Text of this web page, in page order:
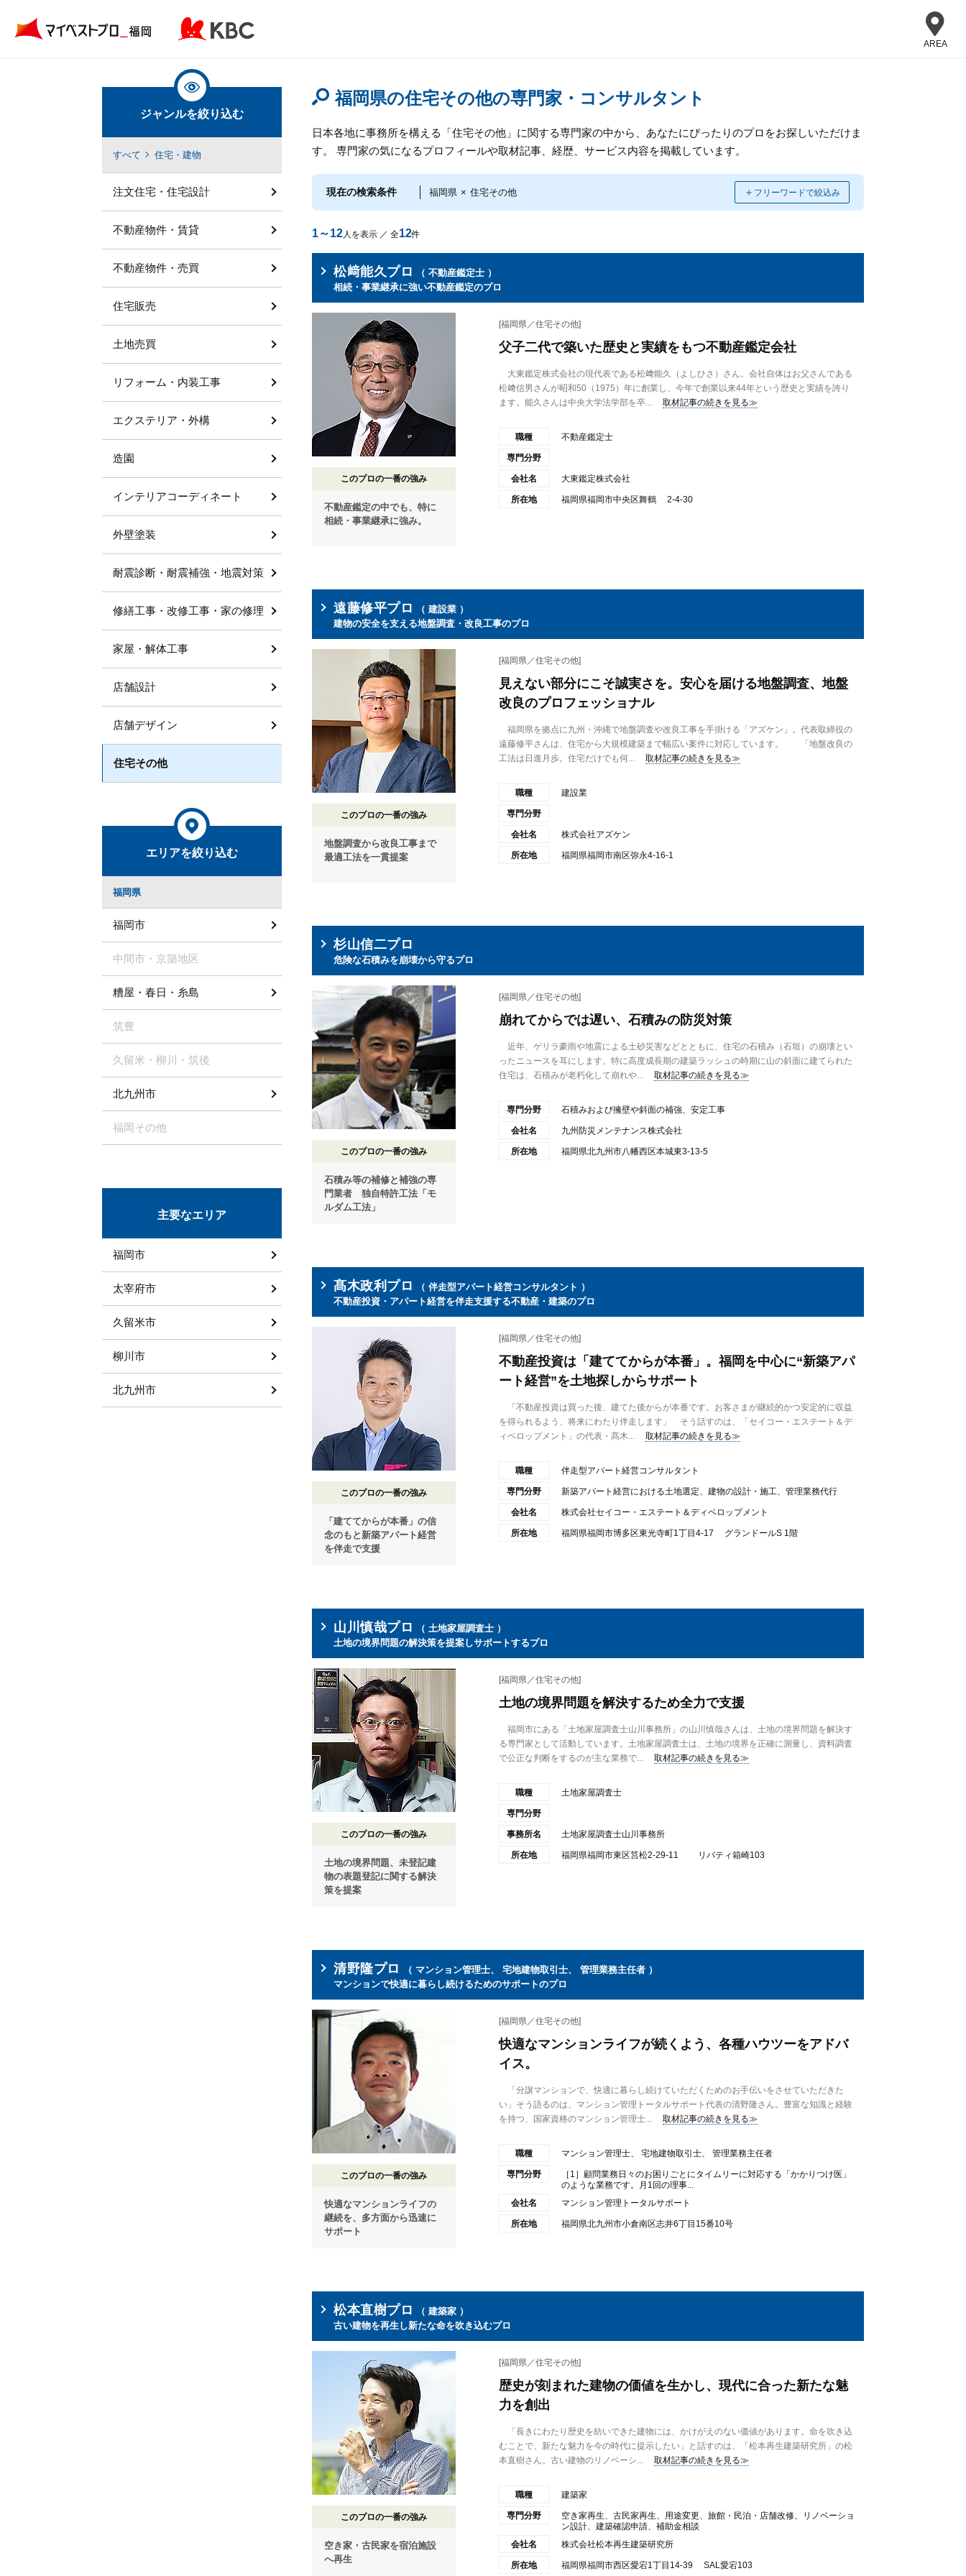
AREA
福岡県の住宅その他の専門家・コンサルタント
日本各地に事務所を構える「住宅その他」に関する専門家の中から、あなたにぴったりのプロをお探しいただけま
す。 専門家の気になるプロフィールや取材記事、経歴、サービス内容を掲載しています。
現在の検索条件 福岡県 × 住宅その他 ＋ フリーワードで絞込み
1～12人を表示 ／ 全12件
松﨑能久プロ
（ 不動産鑑定士 ）
相続・事業継承に強い不動産鑑定のプロ
このプロの一番の強み
不動産鑑定の中でも、特に
相続・事業継承に強み。
[福岡県／住宅その他]
父子二代で築いた歴史と実績をもつ不動産鑑定会社
大東鑑定株式会社の現代表である松﨑能久（よしひさ）さん。会社自体はお父さんである
松﨑信男さんが昭和50（1975）年に創業し、今年で創業以来44年という歴史と実績を誇り
ます。能久さんは中央大学法学部を卒...
取材記事の続きを見る≫
職種 不動産鑑定士
専門分野
会社名 大東鑑定株式会社
所在地 福岡県福岡市中央区舞鶴 2-4-30
遠藤修平プロ
（ 建設業 ）
建物の安全を支える地盤調査・改良工事のプロ
このプロの一番の強み
地盤調査から改良工事まで
最適工法を一貫提案
[福岡県／住宅その他]
見えない部分にこそ誠実さを。安心を届ける地盤調査、地盤
改良のプロフェッショナル
福岡県を拠点に九州・沖縄で地盤調査や改良工事を手掛ける「アズケン」。代表取締役の
遠藤修平さんは、住宅から大規模建築まで幅広い案件に対応しています。 「地盤改良の
工法は日進月歩。住宅だけでも何...
取材記事の続きを見る≫
職種 建設業
専門分野
会社名 株式会社アズケン
所在地 福岡県福岡市南区弥永4-16-1
杉山信二プロ
危険な石積みを崩壊から守るプロ
このプロの一番の強み
石積み等の補修と補強の専
門業者 独自特許工法「モ
ルダム工法」
[福岡県／住宅その他]
崩れてからでは遅い、石積みの防災対策
近年、ゲリラ豪雨や地震による土砂災害などとともに、住宅の石積み（石垣）の崩壊とい
ったニュースを耳にします。特に高度成長期の建築ラッシュの時期に山の斜面に建てられた
住宅は、石積みが老朽化して崩れや...
取材記事の続きを見る≫
専門分野 石積みおよび擁壁や斜面の補強、安定工事
会社名 九州防災メンテナンス株式会社
所在地 福岡県北九州市八幡西区本城東3-13-5
髙木政利プロ
（ 伴走型アパート経営コンサルタント ）
不動産投資・アパート経営を伴走支援する不動産・建築のプロ
このプロの一番の強み
「建ててからが本番」の信
念のもと新築アパート経営
を伴走で支援
[福岡県／住宅その他]
不動産投資は「建ててからが本番」。福岡を中心に“新築アパ
ート経営”を土地探しからサポート
「不動産投資は買った後、建てた後からが本番です。お客さまが継続的かつ安定的に収益
を得られるよう、将来にわたり伴走します」 そう話すのは、「セイコー・エステート＆デ
ィベロップメント」の代表・髙木...
取材記事の続きを見る≫
職種 伴走型アパート経営コンサルタント
専門分野 新築アパート経営における土地選定、建物の設計・施工、管理業務代行
会社名 株式会社セイコー・エステート＆ディベロップメント
所在地 福岡県福岡市博多区東光寺町1丁目4-17 グランドールS 1階
山川慎哉プロ
（ 土地家屋調査士 ）
土地の境界問題の解決策を提案しサポートするプロ
このプロの一番の強み
土地の境界問題、未登記建
物の表題登記に関する解決
策を提案
[福岡県／住宅その他]
土地の境界問題を解決するため全力で支援
福岡市にある「土地家屋調査士山川事務所」の山川慎哉さんは、土地の境界問題を解決す
る専門家として活動しています。土地家屋調査士は、土地の境界を正確に測量し、資料調査
で公正な判断をするのが主な業務で...
取材記事の続きを見る≫
職種 土地家屋調査士
専門分野
事務所名 土地家屋調査士山川事務所
所在地 福岡県福岡市東区筥松2-29-11 リバティ箱崎103
清野隆プロ
（ マンション管理士、 宅地建物取引士、 管理業務主任者 ）
マンションで快適に暮らし続けるためのサポートのプロ
このプロの一番の強み
快適なマンションライフの
継続を、多方面から迅速に
サポート
[福岡県／住宅その他]
快適なマンションライフが続くよう、各種ハウツーをアドバ
イス。
「分譲マンションで、快適に暮らし続けていただくためのお手伝いをさせていただきた
い」そう語るのは、マンション管理トータルサポート代表の清野隆さん。豊富な知識と経験
を持つ、国家資格のマンション管理士...
取材記事の続きを見る≫
職種 マンション管理士、 宅地建物取引士、 管理業務主任者
専門分野
［1］顧問業務日々のお困りごとにタイムリーに対応する「かかりつけ医」
のような業務です。月1回の理事...
会社名
マンション管理トータルサポート
所在地 福岡県北九州市小倉南区志井6丁目15番10号
松本直樹プロ
（ 建築家 ）
古い建物を再生し新たな命を吹き込むプロ
このプロの一番の強み
空き家・古民家を宿泊施設
へ再生
[福岡県／住宅その他]
歴史が刻まれた建物の価値を生かし、現代に合った新たな魅
力を創出
「長きにわたり歴史を紡いできた建物には、かけがえのない価値があります。命を吹き込
むことで、新たな魅力を今の時代に提示したい」と話すのは、「松本再生建築研究所」の松
本直樹さん。古い建物のリノベーシ...
取材記事の続きを見る≫
職種 建築家
専門分野
空き家再生、古民家再生、用途変更、旅館・民泊・店舗改修、リノベーショ
ン設計、建築確認申請、補助金相談
会社名
株式会社松本再生建築研究所
所在地 福岡県福岡市西区愛宕1丁目14-39 SAL愛宕103
ジャンルを絞り込む
すべて 住宅・建物
注文住宅・住宅設計
不動産物件・賃貸
不動産物件・売買
住宅販売
土地売買
リフォーム・内装工事
エクステリア・外構
造園
インテリアコーディネート
外壁塗装
耐震診断・耐震補強・地震対策
修繕工事・改修工事・家の修理
家屋・解体工事
店舗設計
店舗デザイン
住宅その他
エリアを絞り込む
福岡県
福岡市
中間市・京築地区
糟屋・春日・糸島
筑豊
久留米・柳川・筑後
北九州市
福岡その他
主要なエリア
福岡市
太宰府市
久留米市
柳川市
北九州市